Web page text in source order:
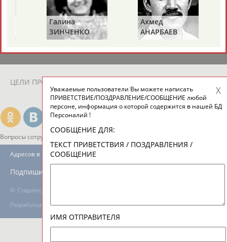
24 персон из 13181
ЦЕЛИ ПРОЕКТА
Вопросы сотрудничества и совместной деятельности
© Стадион, 1998-2026
Разработка и поддержка ООО НАИТ «Стадион»
Адресов в новостной рассылке: 996
Подпишись
Галина
ЗИНЧЕНКО
Ахмед
АНАРБАЕВ
Уважаемые пользователи Вы можете написать
ПРИВЕТСТВИЕ/ПОЗДРАВЛЕНИЕ/СООБЩЕНИЕ любой
персоне, информация о которой содержится в нашей БД
Персоналий !
СООБЩЕНИЕ ДЛЯ:
ТЕКСТ ПРИВЕТСТВИЯ / ПОЗДРАВЛЕНИЯ /
СООБЩЕНИЕ
ИМЯ ОТПРАВИТЕЛЯ